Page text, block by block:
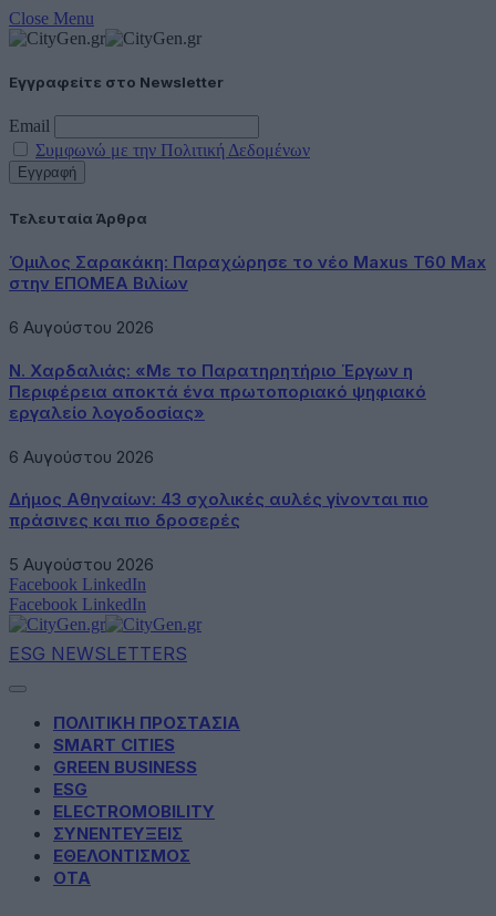
Close Menu
Εγγραφείτε στο Newsletter
Email
Συμφωνώ με την Πολιτική Δεδομένων
Τελευταία Άρθρα
Όμιλος Σαρακάκη: Παραχώρησε το νέο Maxus T60 Max
στην ΕΠΟΜΕΑ Βιλίων
6 Αυγούστου 2026
Ν. Χαρδαλιάς: «Με το Παρατηρητήριο Έργων η
Περιφέρεια αποκτά ένα πρωτοποριακό ψηφιακό
εργαλείο λογοδοσίας»
6 Αυγούστου 2026
Δήμος Αθηναίων: 43 σχολικές αυλές γίνονται πιο
πράσινες και πιο δροσερές
5 Αυγούστου 2026
Facebook LinkedIn
Facebook LinkedIn
ESG NEWSLETTERS
ΠΟΛΙΤΙΚΗ ΠΡΟΣΤΑΣΙΑ
SMART CITIES
GREEN BUSINESS
ESG
ELECTROMOBILITY
ΣΥΝΕΝΤΕΥΞΕΙΣ
ΕΘΕΛΟΝΤΙΣΜΟΣ
ΟΤΑ